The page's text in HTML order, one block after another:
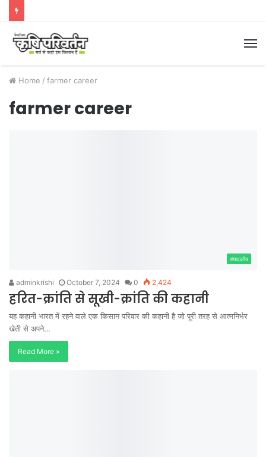
Home / farmer career
farmer career
संपादकीय
adminkrishi October 7, 2024 0 2,424
हरित-क्रांति से सूखी-क्रांति की कहानी
यह कहानी भारत में रहने वाले एक किसान परिवार की कहानी है जो पूरी तरह से आत्मनिर्भर
खेती से अपने…
Read More »